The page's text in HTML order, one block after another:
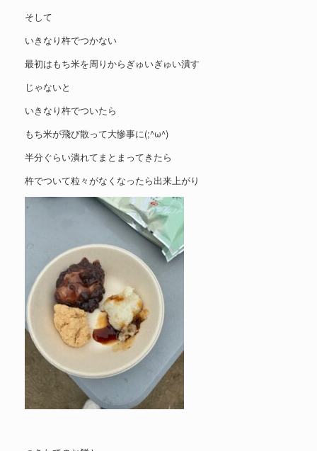
そして
いきなり杵でつかない
最初はもち米を周りからぎゅいぎゅい潰す
じゃないと
いきなり杵でついたら
もち米が飛び散って大惨事に(;^ω^)
半分ぐらい潰れてまとまってきたら
杵でついて粒々がなくなったら出来上がり